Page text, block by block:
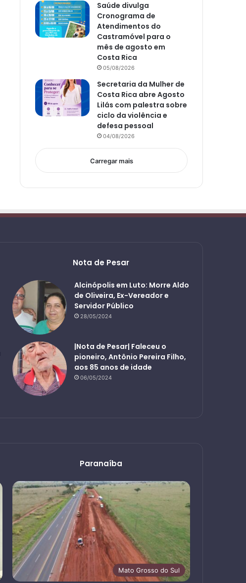
Saúde divulga
Cronograma de
Atendimentos do
Castramóvel para o
mês de agosto em
Costa Rica
05/08/2026
Secretaria da Mulher de
Costa Rica abre Agosto
Lilás com palestra sobre
ciclo da violência e
defesa pessoal
04/08/2026
Carregar mais
Nota de Pesar
Alcinópolis em Luto: Morre Aldo
de Oliveira, Ex-Vereador e
Servidor Público
28/05/2024
|Nota de Pesar| Faleceu o
pioneiro, Antônio Pereira Filho,
aos 85 anos de idade
06/05/2024
Paranaíba
Mato Grosso do Sul